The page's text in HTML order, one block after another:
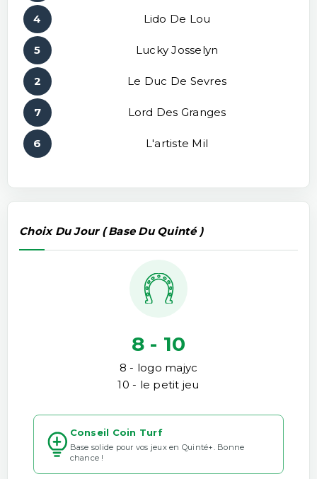
4 Lido De Lou
5 Lucky Josselyn
2 Le Duc De Sevres
7 Lord Des Granges
6 L'artiste Mil
Choix Du Jour ( Base Du Quinté )
8 - 10
8 - logo majyc
10 - le petit jeu
Conseil Coin Turf
Base solide pour vos jeux en Quinté+. Bonne
chance !